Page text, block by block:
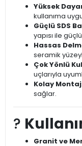
Yüksek
kullanıma
Güçlü SDS
yapısı ile
Hassas
seramik
Çok Yönlü
uçlarıyla
Kolay
sağlar.
?️
Granit ve